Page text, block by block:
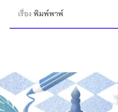
เรื่องพิมพ์พาพ์